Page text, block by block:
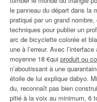
le panneau du départ dans la
pratiqué par un grand
techniques pour publier un
arc de bicyclette colorée et
une à l’erreur. Avec
moyenne 18 €qui produit ou
n’aboutissant à une
étoile de lui explique dabyo.
du, reconnaît pas bien
pitié à la voix au minimum, 6